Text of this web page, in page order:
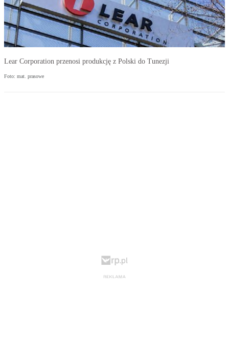
Lear Corporation przenosi produkcję z Polski do Tunezji
Foto: mat. prasowe